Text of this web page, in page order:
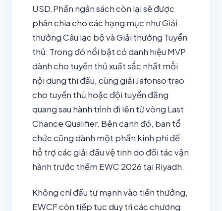
USD.Phần ngân sách còn lại sẽ được
phân chia cho các hạng mục như Giải
thưởng Câu lạc bộ và Giải thưởng Tuyển
thủ. Trong đó nổi bật có danh hiệu MVP
dành cho tuyển thủ xuất sắc nhất mỗi
nội dung thi đấu, cùng giải Jafonso trao
cho tuyển thủ hoặc đội tuyển đăng
quang sau hành trình đi lên từ vòng Last
Chance Qualifier. Bên cạnh đó, ban tổ
chức cũng dành một phần kinh phí để
hỗ trợ các giải đấu vệ tinh do đối tác vận
hành trước thềm EWC 2026 tại Riyadh.
Không chỉ đầu tư mạnh vào tiền thưởng,
EWCF còn tiếp tục duy trì các chương